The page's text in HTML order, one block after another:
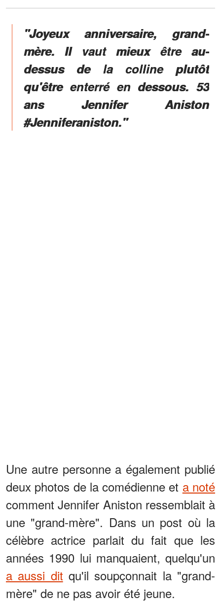
"Joyeux anniversaire, grand-
mère. Il vaut mieux être au-
dessus de la colline plutôt
qu'être enterré en dessous. 53
ans Jennifer Aniston
#Jenniferaniston."
Une autre personne a également publié
deux photos de la comédienne et a noté
comment Jennifer Aniston ressemblait à
une "grand-mère". Dans un post où la
célèbre actrice parlait du fait que les
années 1990 lui manquaient, quelqu'un
a aussi dit qu'il soupçonnait la "grand-
mère" de ne pas avoir été jeune.